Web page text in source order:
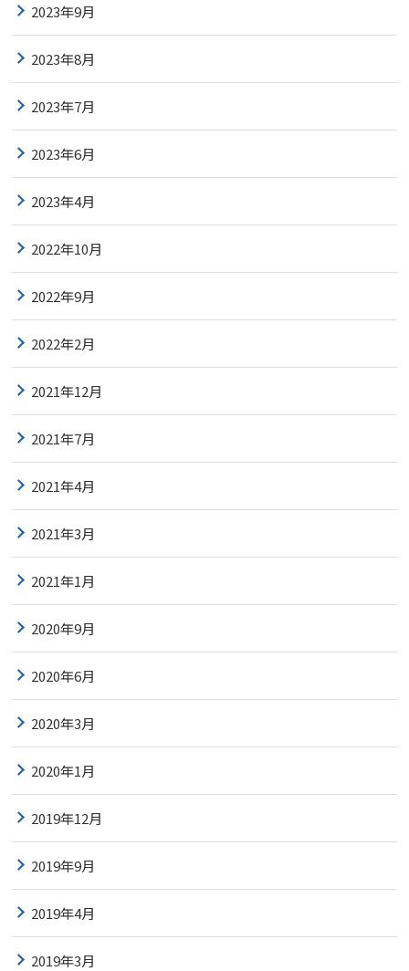
2023年9月
2023年8月
2023年7月
2023年6月
2023年4月
2022年10月
2022年9月
2022年2月
2021年12月
2021年7月
2021年4月
2021年3月
2021年1月
2020年9月
2020年6月
2020年3月
2020年1月
2019年12月
2019年9月
2019年4月
2019年3月